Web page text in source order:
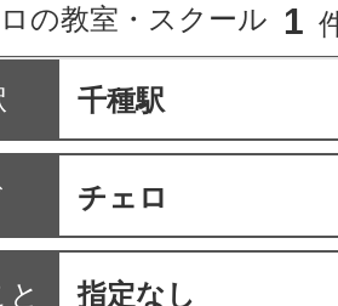
スクールを
駅・路線か
の教室・スクール 1
千種駅
チェロ
指定なし